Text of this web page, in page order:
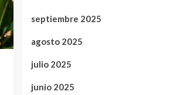
septiembre 2025
agosto 2025
julio 2025
junio 2025